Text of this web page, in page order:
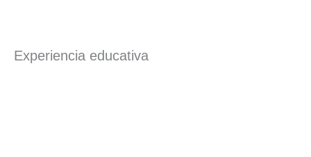
Experiencia educativa